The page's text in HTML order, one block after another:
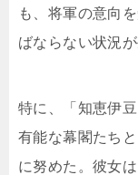
も、将軍の意向
ばならない状況
特に、「知恵伊
有能な幕閣たち
に努めた。彼女